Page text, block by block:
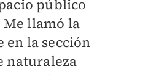
público
llamó la
en la sección
naturaleza